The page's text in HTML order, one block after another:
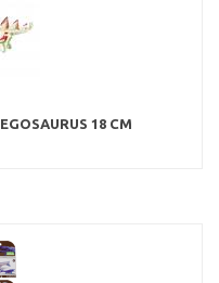
18 CM